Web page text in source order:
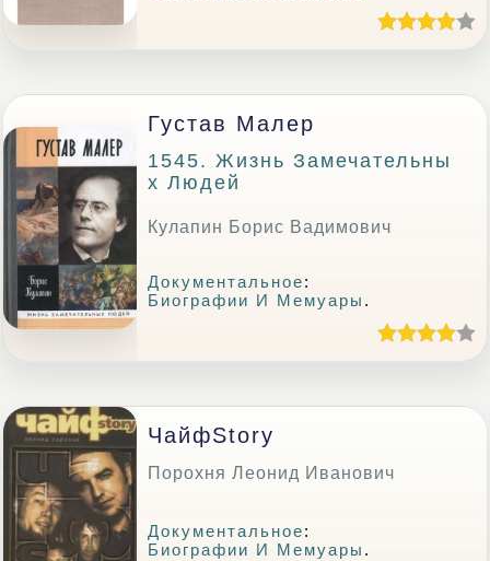
Густав Малер
1545. Жизнь Замечательны
Х Людей
Кулапин Борис Вадимович
Документальное:
Биографии И Мемуары .
ЧaйфStory
Порохня Леонид Иванович
Документальное:
Биографии И Мемуары .